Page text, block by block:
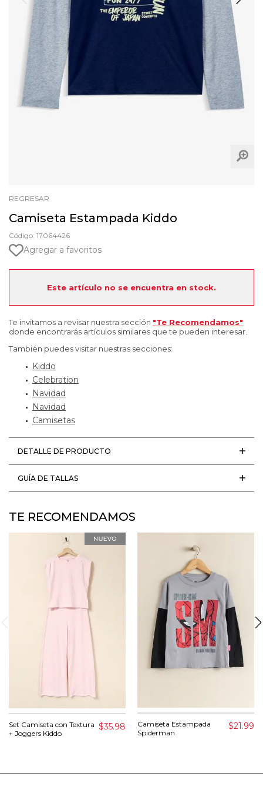
REGRESAR
Camiseta Estampada Kiddo
Código: 17064426
Agregar a favoritos
Este artículo no se encuentra en stock.
Te invitamos a revisar nuestra sección "Te Recomendamos"
donde encontrarás artículos similares que te pueden interesar.
También puedes visitar nuestras secciones:
Kiddo
Celebration
Navidad
Navidad
Camisetas
DETALLE DE PRODUCTO
GUÍA DE TALLAS
TE RECOMENDAMOS
Set Camiseta con Textura
+ Joggers Kiddo
$35.98
Camiseta Estampada
Spiderman
$21.99